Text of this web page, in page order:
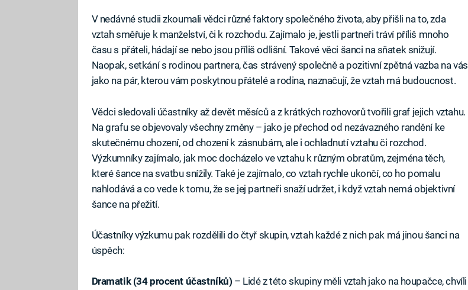
V nedávné studii zkoumali vědci různé faktory společného života, aby přišli na to, zda
vztah směřuje k manželství, či k rozchodu. Zajímalo je, jestli partneři tráví příliš mnoho
času s přáteli, hádají se nebo jsou příliš odlišní. Takové věci šanci na sňatek snižují.
Naopak, setkání s rodinou partnera, čas strávený společně a pozitivní zpětná vazba na vás
jako na pár, kterou vám poskytnou přátelé a rodina, naznačují, že vztah má budoucnost.
Vědci sledovali účastníky až devět měsíců a z krátkých rozhovorů tvořili graf jejich vztahu.
Na grafu se objevovaly všechny změny – jako je přechod od nezávazného randění ke
skutečnému chození, od chození k zásnubám, ale i ochladnutí vztahu či rozchod.
Výzkumníky zajímalo, jak moc docházelo ve vztahu k různým obratům, zejména těch,
které šance na svatbu snížily. Také je zajímalo, co vztah rychle ukončí, co ho pomalu
nahlodává a co vede k tomu, že se jej partneři snaží udržet, i když vztah nemá objektivní
šance na přežití.
Účastníky výzkumu pak rozdělili do čtyř skupin, vztah každé z nich pak má jinou šanci na
úspěch:
Dramatik (34 procent účastníků) – Lidé z této skupiny měli vztah jako na houpačce, chvíli